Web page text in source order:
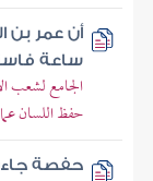
أن عمر بن
ساعة
الجامع لشعب
حفظ اللسان
حفصة